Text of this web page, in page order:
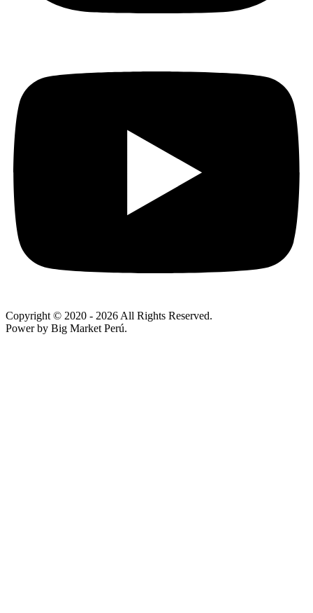
Copyright © 2020 - 2026 All Rights Reserved.
Power by Big Market Perú.